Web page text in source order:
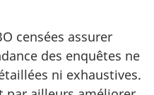
censées assurer
des enquêtes ne
ni exhaustives.